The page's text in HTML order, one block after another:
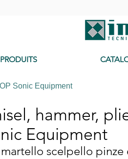
PRODUITS
Sonic Equipment
hammer,
Equipment
scelpello pinze